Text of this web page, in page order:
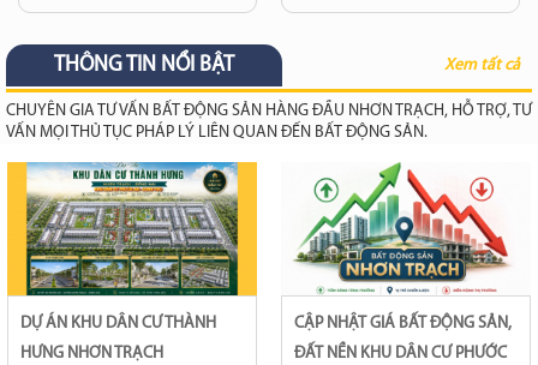
THÔNG TIN NỔI BẬT
CHUYÊN GIA TƯ VẤN BẤT ĐỘNG SẢN HÀNG ĐẦU NHƠN TRẠCH, HỖ TRỢ, TƯ
VẤN MỌI THỦ TỤC PHÁP LÝ LIÊN QUAN ĐẾN BẤT ĐỘNG SẢN.
DỰ ÁN KHU DÂN CƯ THÀNH
HƯNG NHƠN TRẠCH
CẬP NHẬT GIÁ BẤT ĐỘNG SẢN,
ĐẤT NỀN KHU DÂN CƯ PHƯỚC
Xem tất cả